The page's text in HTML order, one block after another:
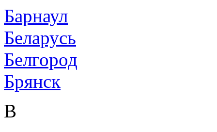
Барнаул
Беларусь
Белгород
Брянск
В